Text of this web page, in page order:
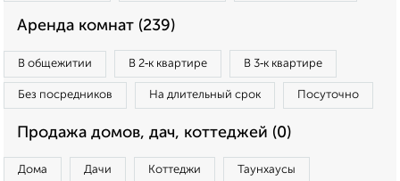
Аренда комнат (239)
В общежитии В 2‑к квартире В 3‑к квартире
Без посредников На длительный срок Посуточно
Продажа домов, дач, коттеджей (0)
Дома Дачи Коттеджи Таунхаусы